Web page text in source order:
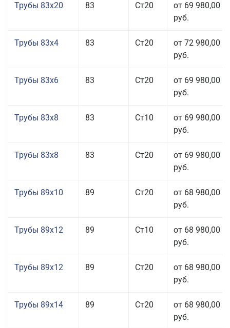
Трубы 83x20 83 Ст20
от 69 980,00
руб.
Трубы 83x4 83 Ст20
от 72 980,00
руб.
Трубы 83x6 83 Ст20
от 69 980,00
руб.
Трубы 83x8 83 Ст10
от 69 980,00
руб.
Трубы 83x8 83 Ст20
от 69 980,00
руб.
Трубы 89x10 89 Ст20
от 68 980,00
руб.
Трубы 89x12 89 Ст10
от 68 980,00
руб.
Трубы 89x12 89 Ст20
от 68 980,00
руб.
Трубы 89x14 89 Ст20
от 68 980,00
руб.